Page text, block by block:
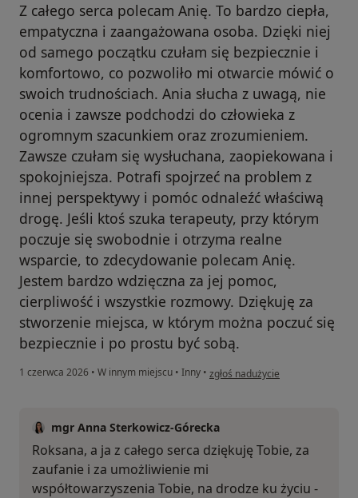
Z całego serca polecam Anię. To bardzo ciepła,
empatyczna i zaangażowana osoba. Dzięki niej
od samego początku czułam się bezpiecznie i
komfortowo, co pozwoliło mi otwarcie mówić o
swoich trudnościach. Ania słucha z uwagą, nie
ocenia i zawsze podchodzi do człowieka z
ogromnym szacunkiem oraz zrozumieniem.
Zawsze czułam się wysłuchana, zaopiekowana i
spokojniejsza. Potrafi spojrzeć na problem z
innej perspektywy i pomóc odnaleźć właściwą
drogę. Jeśli ktoś szuka terapeuty, przy którym
poczuje się swobodnie i otrzyma realne
wsparcie, to zdecydowanie polecam Anię.
Jestem bardzo wdzięczna za jej pomoc,
cierpliwość i wszystkie rozmowy. Dziękuję za
stworzenie miejsca, w którym można poczuć się
bezpiecznie i po prostu być sobą.
1 czerwca 2026 • W innym miejscu • Inny • w opinii użytkownika Roksana
zgłoś nadużycie
mgr Anna Sterkowicz-Górecka
Roksana, a ja z całego serca dziękuję Tobie, za
zaufanie i za umożliwienie mi
współtowarzyszenia Tobie, na drodze ku życiu -